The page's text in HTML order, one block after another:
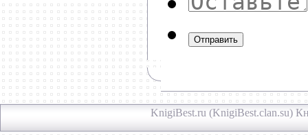
Отправить
KnigiBest.ru (KnigiBest.clan.su)